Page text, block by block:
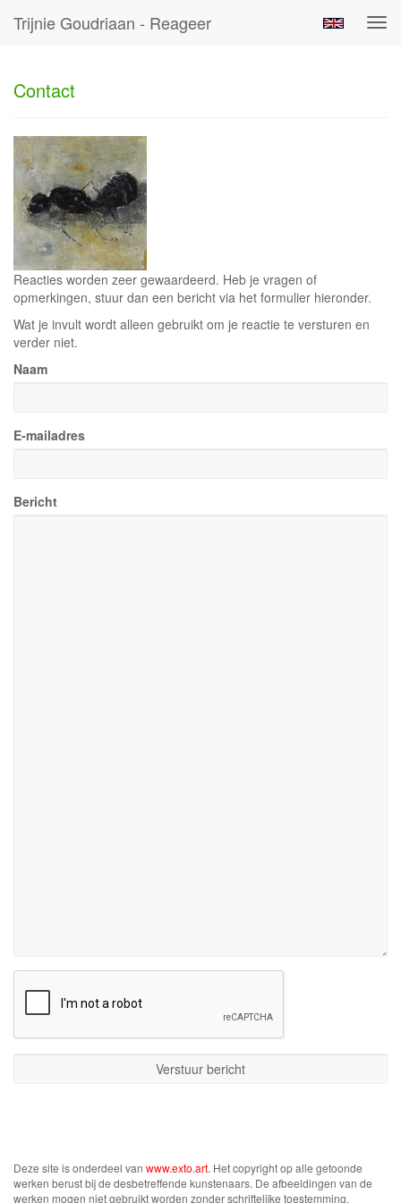
Trijnie Goudriaan - Reageer
Contact
Reacties worden zeer gewaardeerd. Heb je vragen of
opmerkingen, stuur dan een bericht via het formulier hieronder.
Wat je invult wordt alleen gebruikt om je reactie te versturen en
verder niet.
Naam
E-mailadres
Bericht
Deze site is onderdeel van www.exto.art. Het copyright op alle getoonde
werken berust bij de desbetreffende kunstenaars. De afbeeldingen van de
werken mogen niet gebruikt worden zonder schriftelijke toestemming.